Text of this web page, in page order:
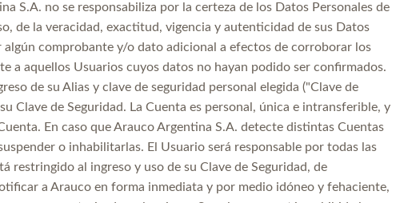
S.A. no se responsabiliza por la certeza de los Datos Personales de
de la veracidad, exactitud, vigencia y autenticidad de sus Datos
algún comprobante y/o dato adicional a efectos de corroborar los
a aquellos Usuarios cuyos datos no hayan podido ser confirmados.
de su Alias y clave de seguridad personal elegida ("Clave de
Clave de Seguridad. La Cuenta es personal, única e intransferible, y
En caso que Arauco Argentina S.A. detecte distintas Cuentas
o inhabilitarlas. El Usuario será responsable por todas las
restringido al ingreso y uso de su Clave de Seguridad, de
a Arauco en forma inmediata y por medio idóneo y fehaciente,